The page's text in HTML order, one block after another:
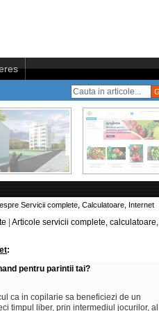
Servicii complete, Calculatoare, Internet
Articole servicii complete, calculatoare,
:
pentru parintii tai?
ca in copilarie sa beneficiezi de un
timpul liber, prin intermediul jocurilor, al